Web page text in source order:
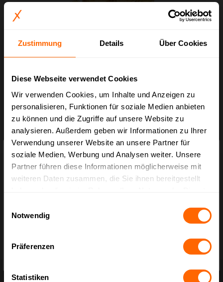
Zustimmung Details Über Cookies
Diese Webseite verwendet Cookies
Wir verwenden Cookies, um Inhalte und Anzeigen zu
personalisieren, Funktionen für soziale Medien anbieten
zu können und die Zugriffe auf unsere Website zu
analysieren. Außerdem geben wir Informationen zu Ihrer
Verwendung unserer Website an unsere Partner für
soziale Medien, Werbung und Analysen weiter. Unsere
Partner führen diese Informationen möglicherweise mit
weiteren Daten zusammen, die Sie ihnen bereitgestellt
Notwendig
Präferenzen
Statistiken
Holzwolle-Anzündhilfen
Art.-Nr.:BX.1993
Preis auf Anfrage
Preisauszeichnung
Privatkunden können Preise mit MwSt. (brutto) und Geschäftskunden Preise
ohne MwSt. (netto) angezeigt werden.